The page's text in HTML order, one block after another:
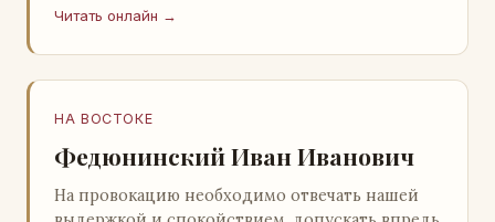
ошибочность такого предс…
Читать онлайн →
НА ВОСТОКЕ
Федюнинский Иван Иванович
На провокацию необходимо отвечать нашей